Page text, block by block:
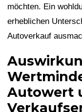
möchten. Ein
erheblichen
Autoverkauf
Autowert